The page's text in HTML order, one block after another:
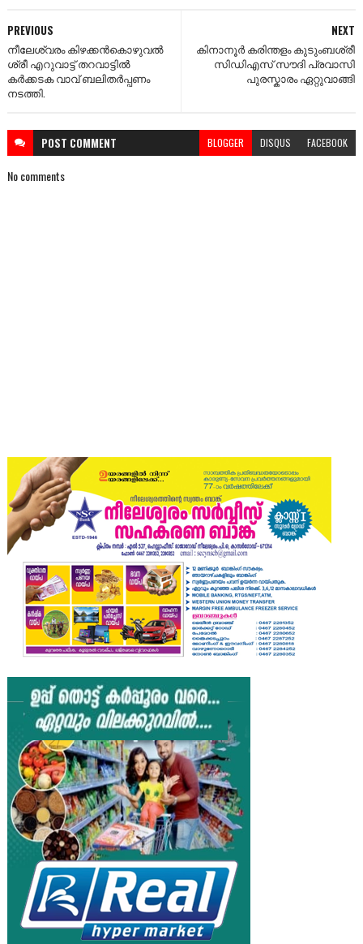
NEXT
കിനാനൂർ കരിന്തളം കുടുംബശ്രീ
സിഡിഎസ് സൗദി പ്രവാസി
പുരസ്കാരം ഏറ്റുവാങ്ങി
PREVIOUS
നീലേശ്വരം കിഴക്കൻകൊഴുവൽ
ശ്രീ എറുവാട്ട് തറവാട്ടിൽ
കർക്കടക വാവ് ബലിതർപ്പണം
നടത്തി.
POST COMMENT BLOGGER DISQUS FACEBOOK
No comments